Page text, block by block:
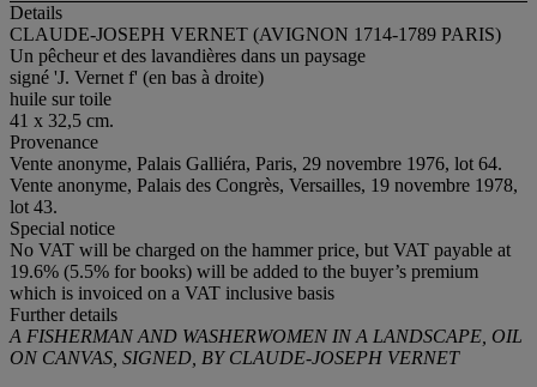
Details
CLAUDE-JOSEPH VERNET (AVIGNON 1714-1789 PARIS)
Un pêcheur et des lavandières dans un paysage
signé 'J. Vernet f' (en bas à droite)
huile sur toile
41 x 32,5 cm.
Provenance
Vente anonyme, Palais Galliéra, Paris, 29 novembre 1976, lot 64.
Vente anonyme, Palais des Congrès, Versailles, 19 novembre 1978,
lot 43.
Special notice
No VAT will be charged on the hammer price, but VAT payable at
19.6% (5.5% for books) will be added to the buyer’s premium
which is invoiced on a VAT inclusive basis
Further details
A FISHERMAN AND WASHERWOMEN IN A LANDSCAPE, OIL
ON CANVAS, SIGNED, BY CLAUDE-JOSEPH VERNET